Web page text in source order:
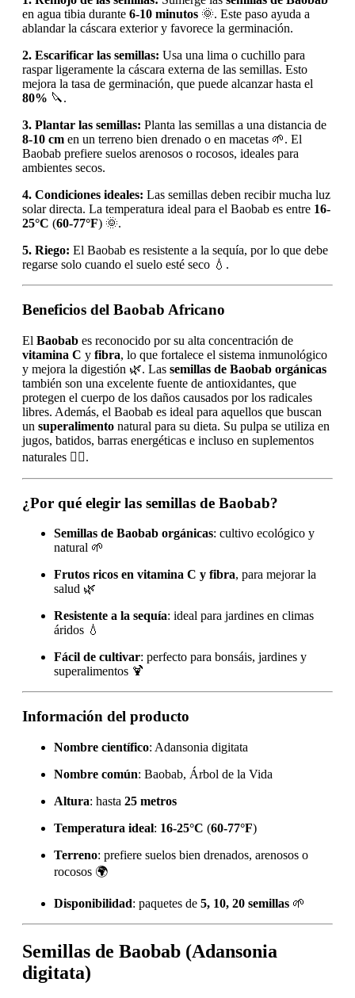
en agua tibia durante 6-10 minutos 🌞. Este paso ayuda a
ablandar la cáscara exterior y favorece la germinación.
2. Escarificar las semillas: Usa una lima o cuchillo para
raspar ligeramente la cáscara externa de las semillas. Esto
mejora la tasa de germinación, que puede alcanzar hasta el
80% 🔪.
3. Plantar las semillas: Planta las semillas a una distancia de
8-10 cm en un terreno bien drenado o en macetas 🌱. El
Baobab prefiere suelos arenosos o rocosos, ideales para
ambientes secos.
4. Condiciones ideales: Las semillas deben recibir mucha luz
solar directa. La temperatura ideal para el Baobab es entre 16-
25°C (60-77°F) 🌞.
5. Riego: El Baobab es resistente a la sequía, por lo que debe
regarse solo cuando el suelo esté seco 💧.
Beneficios del Baobab Africano
El Baobab es reconocido por su alta concentración de
vitamina C y fibra, lo que fortalece el sistema inmunológico
y mejora la digestión 🌿. Las semillas de Baobab orgánicas
también son una excelente fuente de antioxidantes, que
protegen el cuerpo de los daños causados por los radicales
libres. Además, el Baobab es ideal para aquellos que buscan
un superalimento natural para su dieta. Su pulpa se utiliza en
jugos, batidos, barras energéticas e incluso en suplementos
naturales 🏋️‍♀️.
¿Por qué elegir las semillas de Baobab?
Semillas de Baobab orgánicas: cultivo ecológico y
natural 🌱
Frutos ricos en vitamina C y fibra, para mejorar la
salud 🌿
Resistente a la sequía: ideal para jardines en climas
áridos 💧
Fácil de cultivar: perfecto para bonsáis, jardines y
superalimentos 🍹
Información del producto
Nombre científico: Adansonia digitata
Nombre común: Baobab, Árbol de la Vida
Altura: hasta 25 metros
Temperatura ideal: 16-25°C (60-77°F)
Terreno: prefiere suelos bien drenados, arenosos o
rocosos 🌍
Disponibilidad: paquetes de 5, 10, 20 semillas 🌱
Semillas de Baobab (Adansonia
digitata)